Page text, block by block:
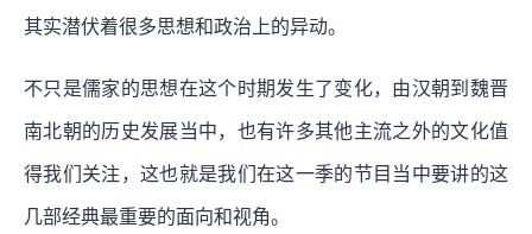
其实潜伏着很多思想和政治上的异动。
不只是儒家的思想在这个时期发生了变化，由汉朝到魏晋
南北朝的历史发展当中，也有许多其他主流之外的文化值
得我们关注，这也就是我们在这一季的节目当中要讲的这
几部经典最重要的面向和视角。